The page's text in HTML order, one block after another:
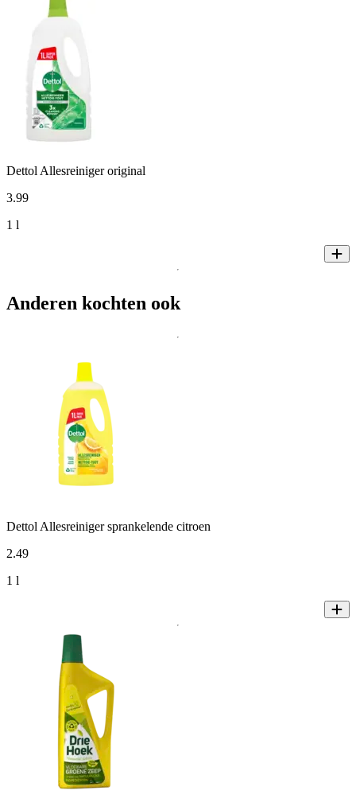
Dettol Allesreiniger original
3.99
1 l
Anderen kochten ook
Dettol Allesreiniger sprankelende citroen
2.49
1 l